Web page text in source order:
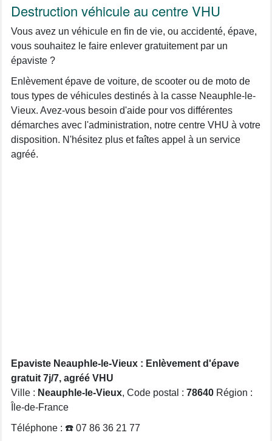
Destruction véhicule au centre VHU
Vous avez un véhicule en fin de vie, ou accidenté, épave,
vous souhaitez le faire enlever gratuitement par un
épaviste ?
Enlèvement épave de voiture, de scooter ou de moto de
tous types de véhicules destinés à la casse Neauphle-le-
Vieux. Avez-vous besoin d'aide pour vos différentes
démarches avec l'administration, notre centre VHU à votre
disposition. N'hésitez plus et faîtes appel à un service
agréé.
Epaviste Neauphle-le-Vieux : Enlèvement d'épave
gratuit 7j/7, agréé VHU
Ville : Neauphle-le-Vieux, Code postal : 78640 Région :
Île-de-France
Téléphone : ☎️ 07 86 36 21 77